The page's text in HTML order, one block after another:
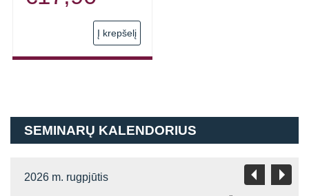
Į krepšelį
SEMINARŲ KALENDORIUS
2026 m. rugpjūtis